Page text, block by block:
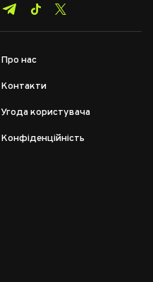
Про нас
Контакти
Угода користувача
Конфіденційність